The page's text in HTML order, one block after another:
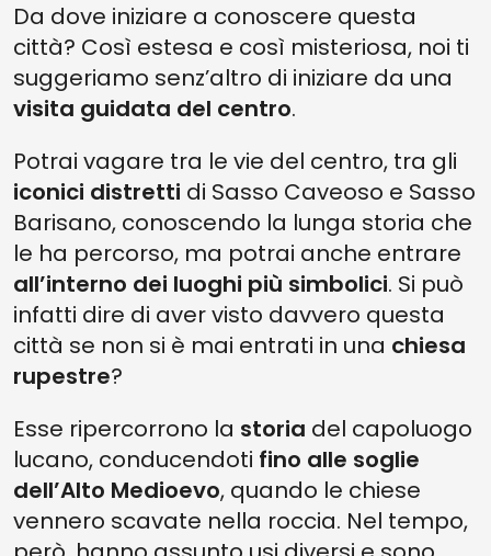
Da dove iniziare a conoscere questa
città? Così estesa e così misteriosa, noi ti
suggeriamo senz’altro di iniziare da una
visita guidata del centro.
Potrai vagare tra le vie del centro, tra gli
iconici distretti di Sasso Caveoso e Sasso
Barisano, conoscendo la lunga storia che
le ha percorso, ma potrai anche entrare
all’interno dei luoghi più simbolici. Si può
infatti dire di aver visto davvero questa
città se non si è mai entrati in una chiesa
rupestre?
Esse ripercorrono la storia del capoluogo
lucano, conducendoti fino alle soglie
dell’Alto Medioevo, quando le chiese
vennero scavate nella roccia. Nel tempo,